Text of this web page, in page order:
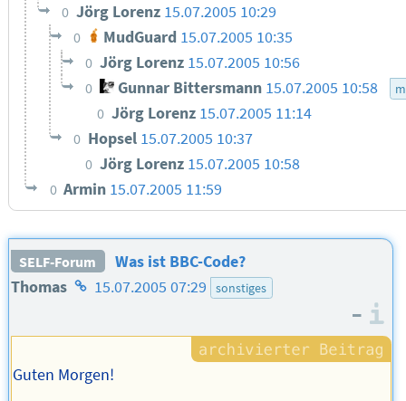
0 Jörg Lorenz 15.07.2005 10:29
0 MudGuard 15.07.2005 10:35
0 Jörg Lorenz 15.07.2005 10:56
0 Gunnar Bittersmann 15.07.2005 10:58
0 Jörg Lorenz 15.07.2005 11:14
0 Hopsel 15.07.2005 10:37
0 Jörg Lorenz 15.07.2005 10:58
0 Armin 15.07.2005 11:59
SELF-Forum
Was ist BBC-Code?
Thomas Homepage
Autors
15.07.2005 07:29 sonstiges
–
Guten Morgen!